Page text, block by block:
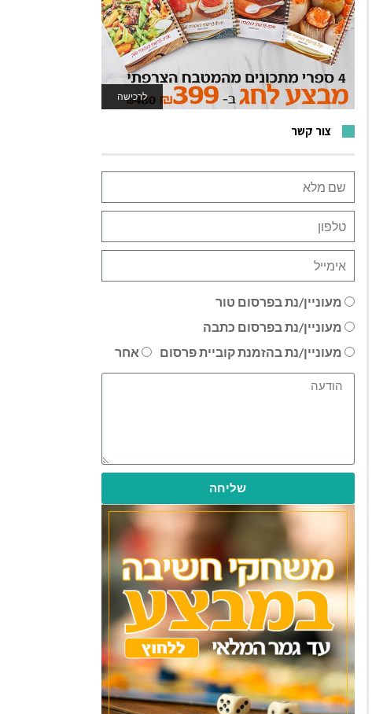
לרכישה
לאתר המשחקים
צור קשר
מעוניין/נת בפרסום טור
מעוניין/נת בפרסום כתבה
מעוניין/נת בהזמנת קוביית פרסום
אחר
שליחה